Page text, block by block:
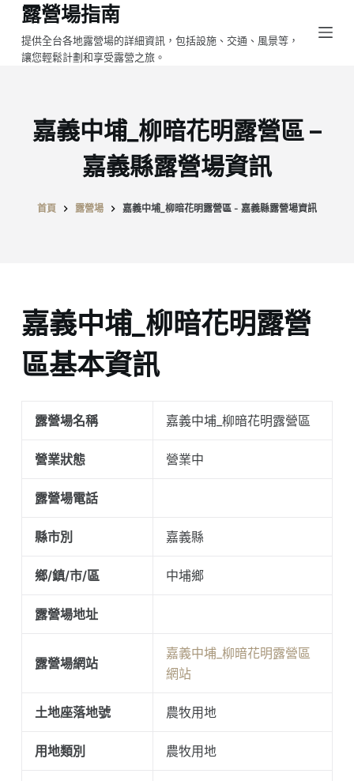
跳
至
主
露營場指南
提供全台各地露營場的詳細資訊，包括設施、交通、風景等，
讓您輕鬆計劃和享受露營之旅。
嘉義中埔_柳暗花明露營區 –
嘉義縣露營場資訊
首頁 露營場 嘉義中埔_柳暗花明露營區 - 嘉義縣露營場資訊
嘉義中埔_柳暗花明露營
區基本資訊
露營場名稱 嘉義中埔_柳暗花明露營區
營業狀態 營業中
露營場電話
縣市別 嘉義縣
鄉/鎮/市/區 中埔鄉
露營場地址
露營場網站
嘉義中埔_柳暗花明露營區
網站
土地座落地號 農牧用地
用地類別 農牧用地